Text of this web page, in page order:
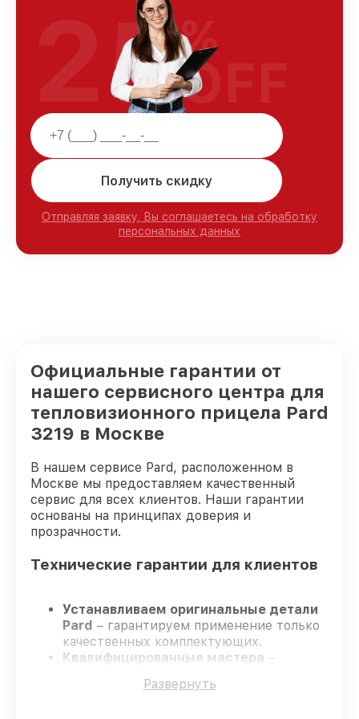
Получить скидку
Отправляя заявку, Вы соглашаетесь на обработку
персональных данных
25%
OFF
Официальные гарантии от
нашего сервисного центра для
тепловизионного прицела Pard
3219 в Москве
В нашем сервисе Pard, расположенном в
Москве мы предоставляем качественный
сервис для всех клиентов. Наши гарантии
основаны на принципах доверия и
прозрачности.
Технические гарантии для клиентов
Устанавливаем оригинальные детали
Pard – гарантируем применение только
качественных комплектующих.
Квалифицированные мастера –
гарантирует качество выполняемых
Развернуть